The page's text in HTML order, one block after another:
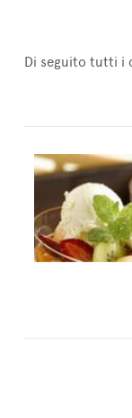
Di seguito tutti i